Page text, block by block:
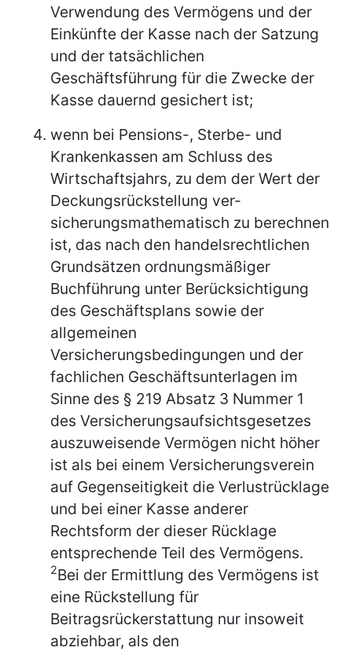
Verwendung des Vermögens und der
Einkünfte der Kasse nach der Satzung
und der tatsächlichen
Geschäftsführung für die Zwecke der
Kasse dauernd gesichert ist;
wenn bei Pensions-, Sterbe- und
Krankenkassen am Schluss des
Wirtschaftsjahrs, zu dem der Wert der
Deckungsrückstellung ver­
sicherungsmathematisch zu berechnen
ist, das nach den handelsrechtlichen
Grundsätzen ordnungsmäßiger
Buchführung unter Berücksichtigung
des Geschäftsplans sowie der
allgemeinen
Versicherungsbedingungen und der
fachlichen Geschäftsunterlagen im
Sinne des § 219 Absatz 3 Nummer 1
des Versicherungsaufsichtsgesetzes
auszuweisende Vermögen nicht höher
ist als bei einem Versicherungsverein
auf Gegenseitigkeit die Verlustrücklage
und bei einer Kasse anderer
Rechtsform der dieser Rücklage
entsprechende Teil des Vermögens.
2Bei der Ermittlung des Vermögens ist
eine Rückstellung für
Beitragsrückerstattung nur insoweit
abziehbar, als den